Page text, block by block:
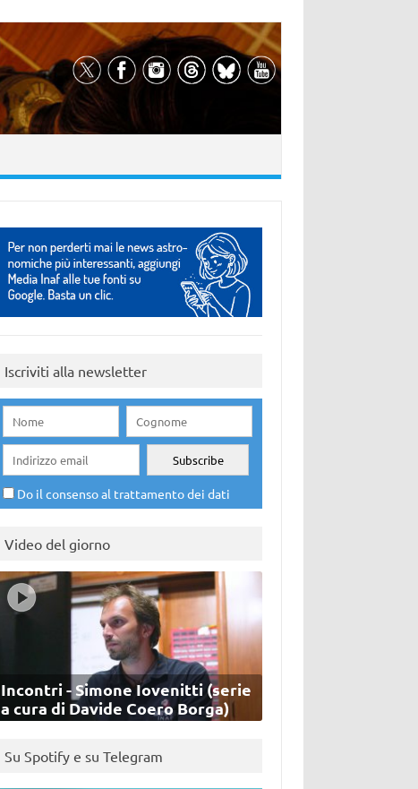
Iscriviti alla newsletter
Do il consenso al trattamento dei dati
Video del giorno
Incontri - Simone Iovenitti (serie
a cura di Davide Coero Borga)
Su Spotify e su Telegram